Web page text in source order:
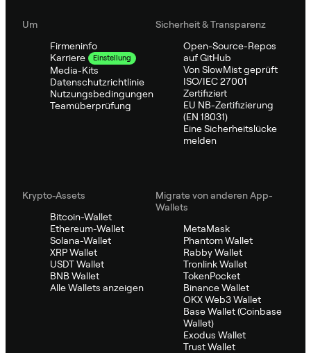
Um
Firmeninfo
Karriere
Einstellung
Media-Kits
Datenschutzrichtlinie
Nutzungsbedingungen
Teamüberprüfung
Sicherheit & Transparenz
Open-Source-Repos
auf GitHub
Von SlowMist geprüft
ISO/IEC 27001
Zertifiziert
EU NB-Zertifizierung
(EN 18031)
Eine Sicherheitslücke
melden
Krypto-Assets
Bitcoin-Wallet
Ethereum-Wallet
Solana-Wallet
XRP Wallet
USDT Wallet
BNB Wallet
Alle Wallets anzeigen
Migrate von anderen App-
Wallets
MetaMask
Phantom Wallet
Rabby Wallet
Tronlink Wallet
TokenPocket
Binance Wallet
OKX Web3 Wallet
Base Wallet (Coinbase
Wallet)
Exodus Wallet
Trust Wallet